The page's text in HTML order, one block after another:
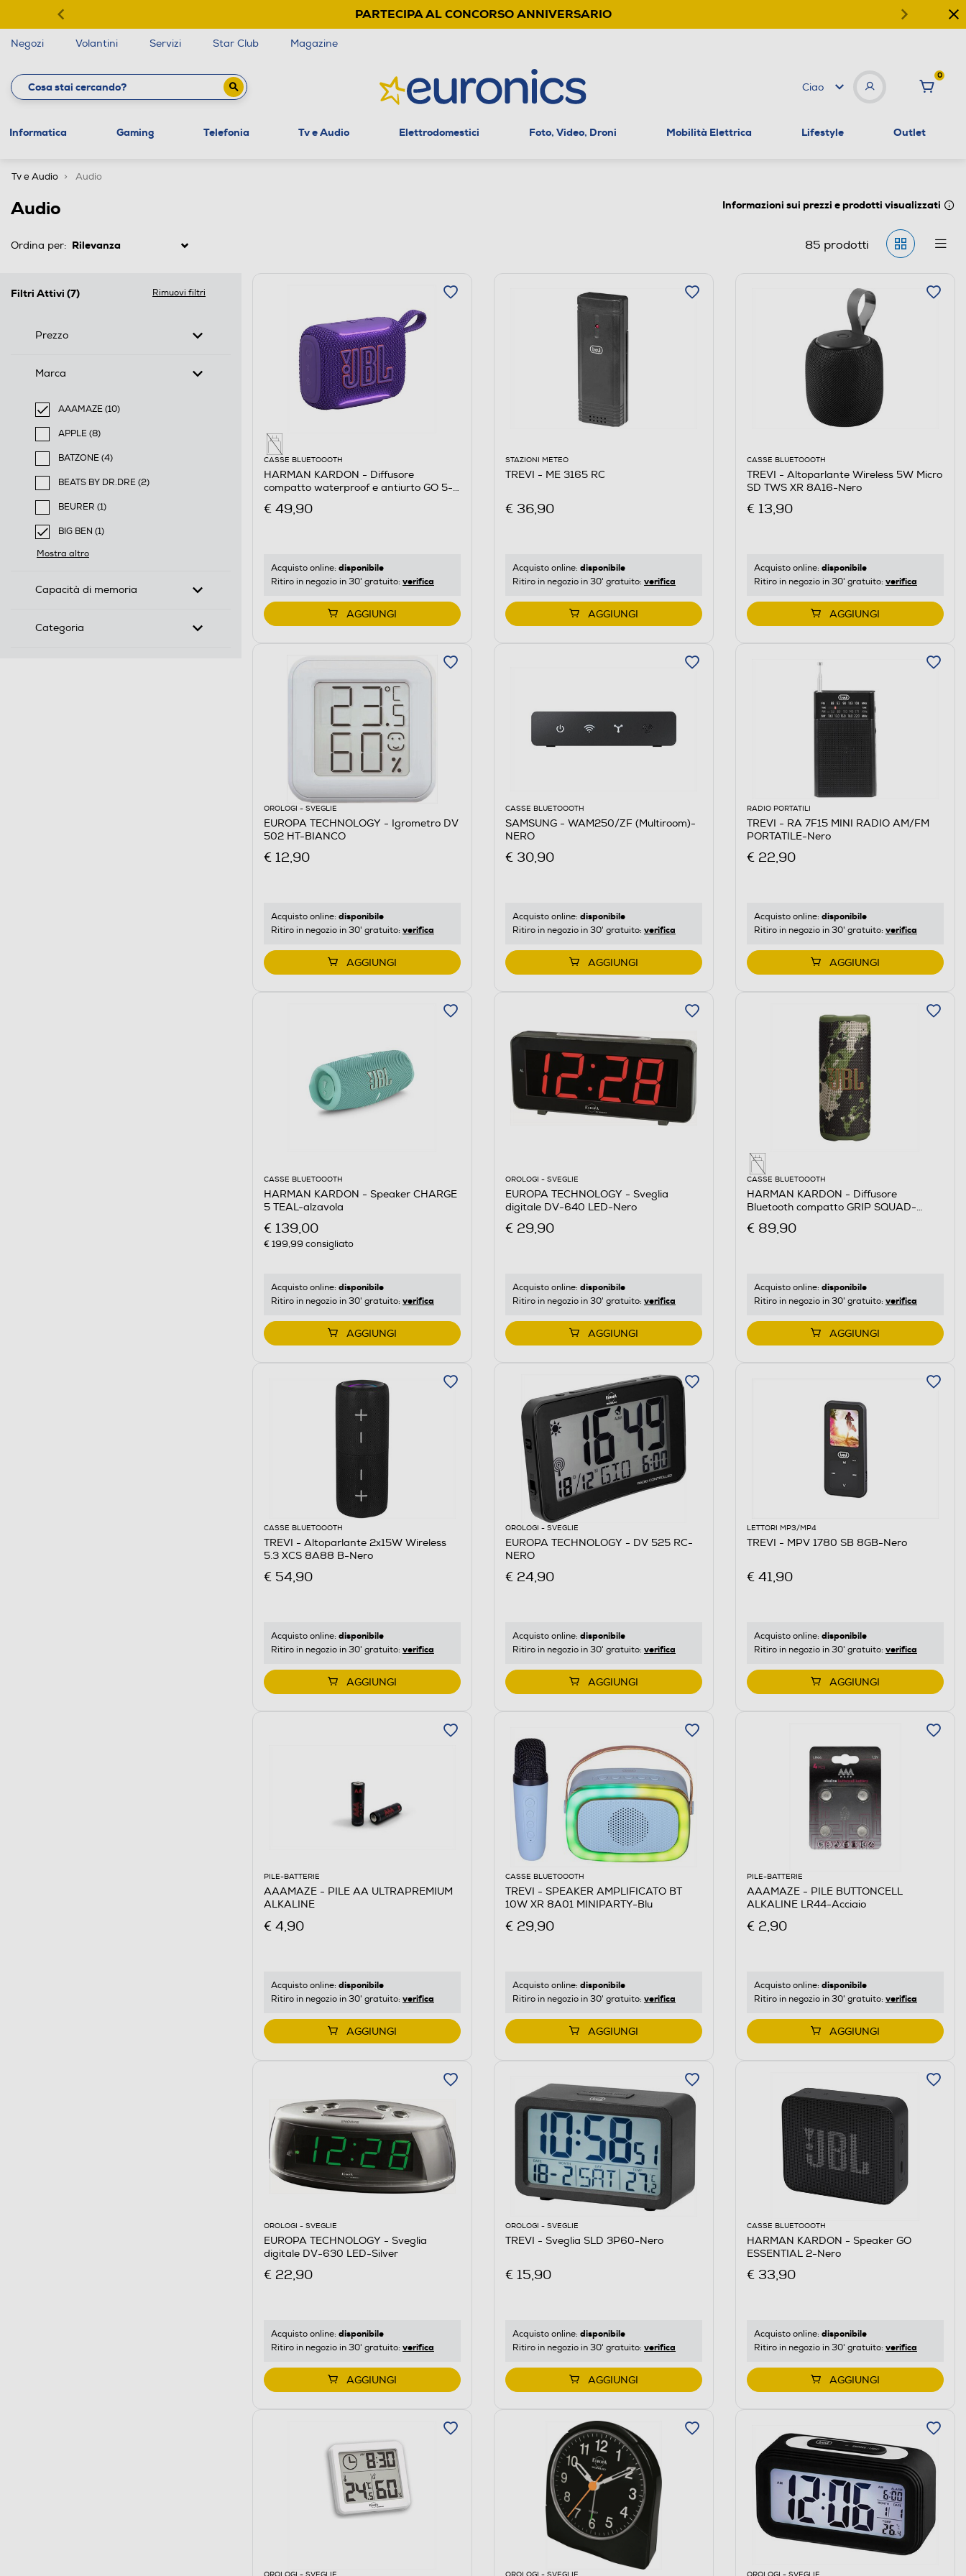
PARTECIPA AL CONCORSO ANNIVERSARIO
Negozi Volantini Servizi Star Club Magazine
Ciao
0
Informatica Gaming Telefonia Tv e Audio Elettrodomestici Foto, Video, Droni Mobilità Elettrica Lifestyle Outlet
Tv e Audio Audio
Audio Informazioni sui prezzi e prodotti visualizzati
Ordina per: 85 prodotti
Filtri Attivi (7) Rimuovi filtri
Prezzo
Marca
AAAMAZE (10)
selected Filtro applicato per Marca: AAAMAZE
APPLE (8)
Filtra per Marca: APPLE
BATZONE (4)
Filtra per Marca: BATZONE
BEATS BY DR.DRE (2)
Filtra per Marca: BEATS BY DR.DRE
BEURER (1)
Filtra per Marca: BEURER
BIG BEN (1)
selected Filtro applicato per Marca: BIG BEN
Mostra altro
Capacità di memoria
Categoria
CASSE BLUETOOOTH
HARMAN KARDON - Diffusore
compatto waterproof e antiurto GO 5-
€ 49,90
Acquisto online: disponibile
Ritiro in negozio in 30' gratuito: verifica
AGGIUNGI
STAZIONI METEO
TREVI - ME 3165 RC
€ 36,90
Acquisto online: disponibile
Ritiro in negozio in 30' gratuito: verifica
AGGIUNGI
CASSE BLUETOOOTH
TREVI - Altoparlante Wireless 5W Micro
SD TWS XR 8A16-Nero
€ 13,90
Acquisto online: disponibile
Ritiro in negozio in 30' gratuito: verifica
AGGIUNGI
OROLOGI - SVEGLIE
EUROPA TECHNOLOGY - Igrometro DV
502 HT-BIANCO
€ 12,90
Acquisto online: disponibile
Ritiro in negozio in 30' gratuito: verifica
AGGIUNGI
CASSE BLUETOOOTH
SAMSUNG - WAM250/ZF (Multiroom)-
NERO
€ 30,90
Acquisto online: disponibile
Ritiro in negozio in 30' gratuito: verifica
AGGIUNGI
RADIO PORTATILI
TREVI - RA 7F15 MINI RADIO AM/FM
PORTATILE-Nero
€ 22,90
Acquisto online: disponibile
Ritiro in negozio in 30' gratuito: verifica
AGGIUNGI
CASSE BLUETOOOTH
HARMAN KARDON - Speaker CHARGE
5 TEAL-alzavola
€ 139,00
€ 199,99 consigliato
Acquisto online: disponibile
Ritiro in negozio in 30' gratuito: verifica
AGGIUNGI
OROLOGI - SVEGLIE
EUROPA TECHNOLOGY - Sveglia
digitale DV-640 LED-Nero
€ 29,90
Acquisto online: disponibile
Ritiro in negozio in 30' gratuito: verifica
AGGIUNGI
CASSE BLUETOOOTH
HARMAN KARDON - Diffusore
Bluetooth compatto GRIP SQUAD-
€ 89,90
Acquisto online: disponibile
Ritiro in negozio in 30' gratuito: verifica
AGGIUNGI
CASSE BLUETOOOTH
TREVI - Altoparlante 2x15W Wireless
5.3 XCS 8A88 B-Nero
€ 54,90
Acquisto online: disponibile
Ritiro in negozio in 30' gratuito: verifica
AGGIUNGI
OROLOGI - SVEGLIE
EUROPA TECHNOLOGY - DV 525 RC-
NERO
€ 24,90
Acquisto online: disponibile
Ritiro in negozio in 30' gratuito: verifica
AGGIUNGI
LETTORI MP3/MP4
TREVI - MPV 1780 SB 8GB-Nero
€ 41,90
Acquisto online: disponibile
Ritiro in negozio in 30' gratuito: verifica
AGGIUNGI
PILE-BATTERIE
AAAMAZE - PILE AA ULTRAPREMIUM
ALKALINE
€ 4,90
Acquisto online: disponibile
Ritiro in negozio in 30' gratuito: verifica
AGGIUNGI
CASSE BLUETOOOTH
TREVI - SPEAKER AMPLIFICATO BT
10W XR 8A01 MINIPARTY-Blu
€ 29,90
Acquisto online: disponibile
Ritiro in negozio in 30' gratuito: verifica
AGGIUNGI
PILE-BATTERIE
AAAMAZE - PILE BUTTONCELL
ALKALINE LR44-Acciaio
€ 2,90
Acquisto online: disponibile
Ritiro in negozio in 30' gratuito: verifica
AGGIUNGI
OROLOGI - SVEGLIE
EUROPA TECHNOLOGY - Sveglia
digitale DV-630 LED-Silver
€ 22,90
Acquisto online: disponibile
Ritiro in negozio in 30' gratuito: verifica
AGGIUNGI
OROLOGI - SVEGLIE
TREVI - Sveglia SLD 3P60-Nero
€ 15,90
Acquisto online: disponibile
Ritiro in negozio in 30' gratuito: verifica
AGGIUNGI
CASSE BLUETOOOTH
HARMAN KARDON - Speaker GO
ESSENTIAL 2-Nero
€ 33,90
Acquisto online: disponibile
Ritiro in negozio in 30' gratuito: verifica
AGGIUNGI